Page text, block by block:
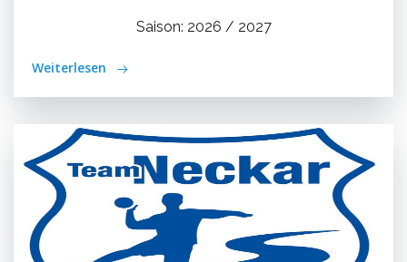
Saison: 2026 / 2027
Weiterlesen